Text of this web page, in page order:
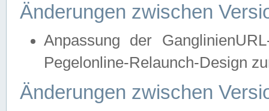
Änderungen zwischen
Anpassung der
Pegelonline-Relaunch-Design
Änderungen zwischen